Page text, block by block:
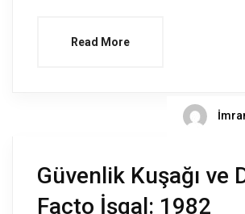
Read More
Güvenlik Kuşağı ve
Facto İşgal: 1982